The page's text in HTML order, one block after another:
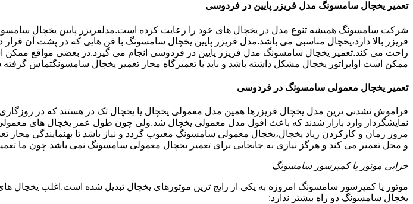
تعمیر یخچال سامسونگ مدل فریزر پایین در فردوسی
شرکت سامسونگ همیشه تنوع مدل در یخچال های خود را رعایت کرده است.مدلفریزر پایین یخچال
فریزر بالا دارد،یخچال مناسبی می باشد.مدل فریزر پایین یخچال سامسونگ با فن هایی که در پشت آن
راحت می کند.تعمیر یخچال سامسونگ مدل فریزر پایین در فردوسی انجام می گیرد.در بعضی مواقع ممکن
ممکن است اواپراتور یخچال مشکل داشته باشد و باید با تعمیرگاه مجاز تعمیر یخچال سامسونگتماس
تعمیر یخچال معمولی سامسونگ در فردوسی
فراموش نشدنی ترین مدل یخچال فریزرها همین مدل معمولی یخچال یا یخچال تک در هستند که در
نمایشگردار وارد بازار شدند که باعث افول مدل معمولی یخچال شد.ولی چون طول عمر یخچال های
مرور زمان و کارکردن زیاد یخچال،یخچال معمولی سامسونگ معیوب گردد و نیاز باشد تا بهنمایندگی
و محل تعمیر می کند و هرگز نیازی به جابجایی برای تعمیر یخچال معمولی سامسونگ نمی باشد چون ما
خرابی موتور یا کمپرسور سامسونگ
موتور یا کمپرسور سامسونگ امروزه به یکی از رایج ترین موتورهای یخچال تبدیل شده است.اغلب یخچال
یخچال سامسونگ دو راه بیشتر ندارد: